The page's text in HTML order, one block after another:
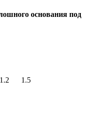
основания под
1.2
1.5